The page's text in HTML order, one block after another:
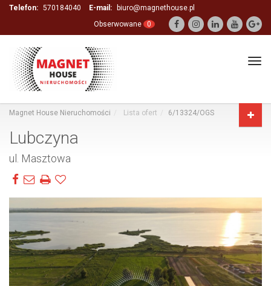
Telefon: 570184040 E-mail:
biuro@magnethouse.pl
Obserwowane
0
Magnet House Nieruchomości Lista ofert 6/13324/OGS
Lubczyna
ul. Masztowa